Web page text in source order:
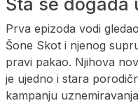
Prva epizoda vodi
Šone Skot i njenog
pravi pakao. Njihova
je ujedno i stara
kampanju